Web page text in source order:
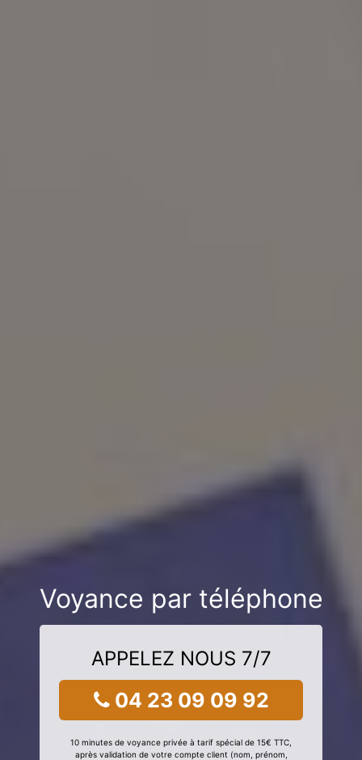
Voyance par téléphone
APPELEZ NOUS 7/7
04 23 09 09 92
10 minutes de voyance privée à tarif spécial de 15€ TTC,
après validation de votre compte client (nom, prénom,